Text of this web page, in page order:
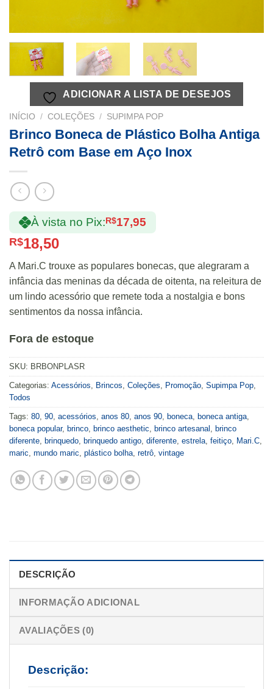
ADICIONAR A LISTA DE DESEJOS
INÍCIO / COLEÇÕES / SUPIMPA POP
Brinco Boneca de Plástico Bolha Antiga
Retrô com Base em Aço Inox
À vista no Pix:R$17,95
R$18,50
A Mari.C trouxe as populares bonecas, que alegraram a
infância das meninas da década de oitenta, na releitura de
um lindo acessório que remete toda a nostalgia e bons
sentimentos da nossa infância.
Fora de estoque
SKU: BRBONPLASR
Categorias: Acessórios Brincos Coleções Promoção Supimpa Pop
Todos
Tags: 80 90 acessórios anos 80 anos 90 boneca boneca antiga
boneca popular, brinco brinco aesthetic brinco artesanal
brinco
diferente
brinquedo brinquedo antigo diferente estrela feitiço Mari.C
maric mundo maric plástico bolha retrô vintage
DESCRIÇÃO
INFORMAÇÃO ADICIONAL
AVALIAÇÕES (0)
Descrição: